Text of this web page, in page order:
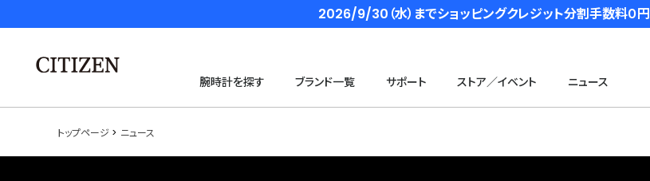
2026/9/30（水）までショッピングクレジット分割手数料０円
腕時計を探す ブランド一覧 サポート ストア／イベント ニュース
トップページ ニュース